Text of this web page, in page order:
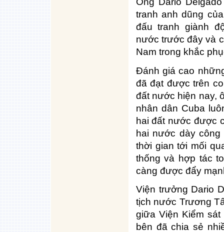
tranh anh dũng
đấu tranh giành
nước trước đây và
Nam trong khắc
Đánh giá cao
đã đạt được trên
đất nước hiện nay,
nhân dân Cuba
hai đất nước được
hai nước dày
thời gian tới mối
thống và hợp tác
càng được đẩy
Viện trưởng Dario
tịch nước Trương
giữa Viện Kiểm
bên đã chia sẻ